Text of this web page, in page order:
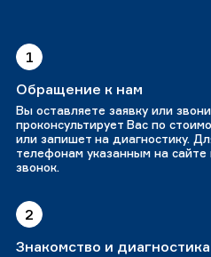
1
Обращение к нам
Вы оставляете заявку или
проконсультирует Вас по
или запишет на диагностику.
телефонам указанным на
звонок.
2
Знакомство и диагностика